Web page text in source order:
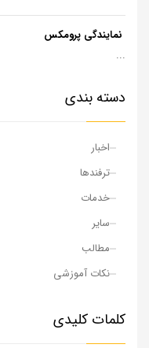
نمایندگی پرومکس
...
دسته بندی
اخبار
ترفندها
خدمات
سایر
مطالب
نکات آموزشی
کلمات کلیدی